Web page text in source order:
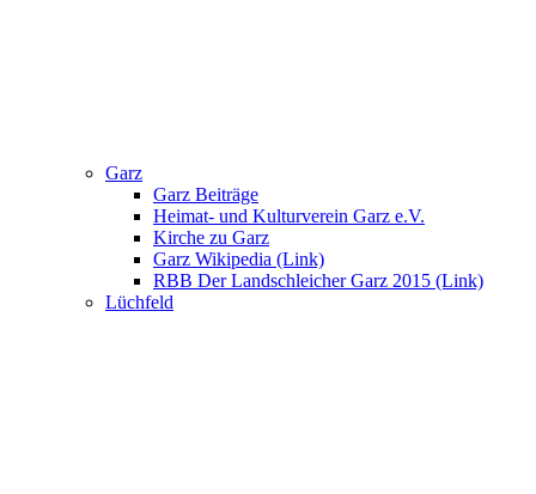
Garz
Garz Beiträge
Heimat- und Kulturverein Garz e.V.
Kirche zu Garz
Garz Wikipedia (Link)
RBB Der Landschleicher Garz 2015 (Link)
Lüchfeld